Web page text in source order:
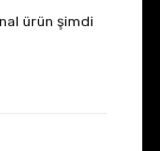
ürün şimdi